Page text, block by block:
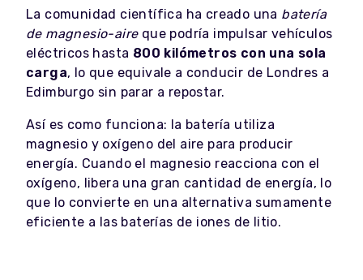
La comunidad científica ha creado una batería
de magnesio-aireque podría impulsar vehículos
eléctricos hasta 800 kilómetros con una sola
carga, lo que equivale a conducir de Londres a
Edimburgo sin parar a repostar.
Así es como funciona: la batería utiliza
magnesio y oxígeno del aire para producir
energía. Cuando el magnesio reacciona con el
oxígeno, libera una gran cantidad de energía, lo
que lo convierte en una alternativa sumamente
eficiente a las baterías de iones de litio.